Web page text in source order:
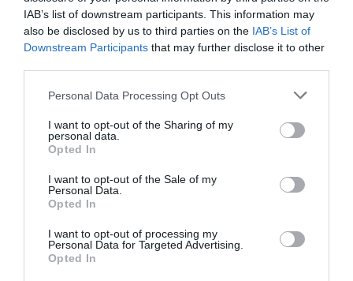
IAB’s list of downstream participants. This information may
also be disclosed by us to third parties on the IAB’s List of
Downstream Participants that may further disclose it to other
Personal Data Processing Opt Outs
I want to opt-out of the Sharing of my
personal data.
Opted In
I want to opt-out of the Sale of my
Personal Data.
Opted In
I want to opt-out of processing my
Personal Data for Targeted Advertising.
Opted In